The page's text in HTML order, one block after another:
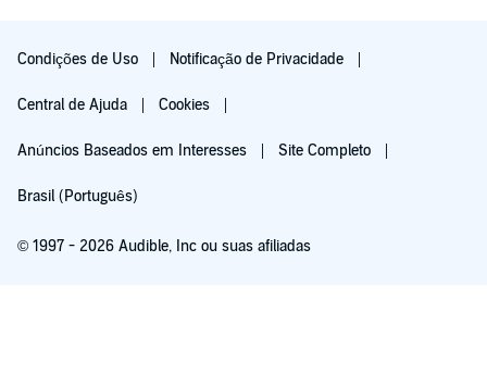
Condições de Uso Notificação de Privacidade
Central de Ajuda Cookies
Anúncios Baseados em Interesses Site Completo
Brasil (Português)
© 1997 - 2026 Audible, Inc ou suas afiliadas